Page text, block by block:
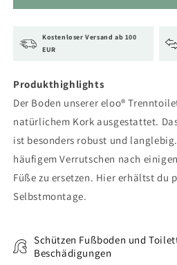
Stück)
Stück)
Kostenloser Versand ab 100
EUR
Produkthighlights
Der Boden unserer eloo®
natürlichem Kork ausgestattet.
ist besonders robust und
häufigem Verrutschen nach
Füße zu ersetzen. Hier erhältst du
Selbstmontage.
Schützen Fußboden und
Beschädigungen